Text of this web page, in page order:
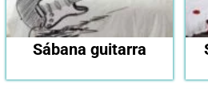
Sábana guitarra